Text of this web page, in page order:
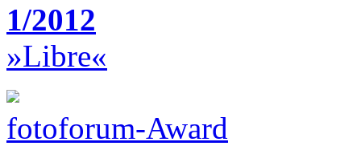
1/2012
»Libre«
fotoforum-Award